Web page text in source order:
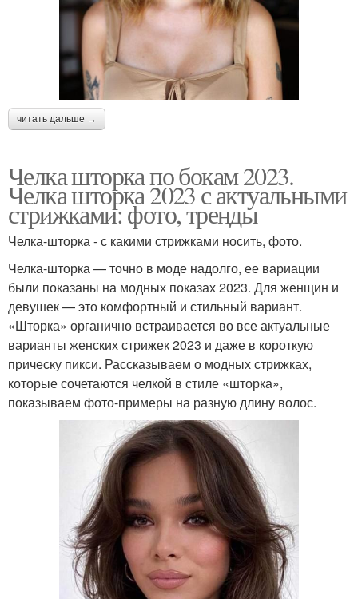
читать дальше →
Челка шторка по бокам 2023.
Челка шторка 2023 с актуальными
стрижками: фото, тренды
Челка-шторка - с какими стрижками носить, фото.
Челка-шторка — точно в моде надолго, ее вариации
были показаны на модных показах 2023. Для женщин и
девушек — это комфортный и стильный вариант.
«Шторка» органично встраивается во все актуальные
варианты женских стрижек 2023 и даже в короткую
прическу пикси. Рассказываем о модных стрижках,
которые сочетаются челкой в стиле «шторка»,
показываем фото-примеры на разную длину волос.